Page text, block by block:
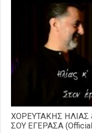
ΧΟΡΕΥΤΑΚΗΣ
ΣΟΥ ΕΓΕΡΑΣΑ